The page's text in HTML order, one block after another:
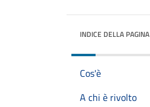
INDICE DELLA PAGINA
Cos'è
A chi è rivolto